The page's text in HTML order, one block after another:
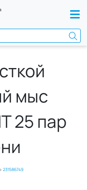
мыс
25 пар
231586749